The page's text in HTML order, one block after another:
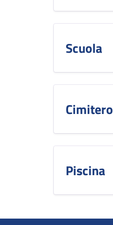
Scuola
Cimitero
Piscina